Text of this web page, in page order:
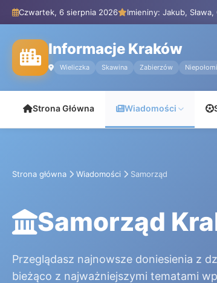
Czwartek, 6 sierpnia 2026 Imieniny: Jakub,
Informacje Kraków
Wieliczka Skawina Zabierzów
Strona Główna Wiadomości
Strona główna Wiadomości Samorząd
Samorząd
Przeglądasz najnowsze doniesienia z
bieżąco z najważniejszymi tematami